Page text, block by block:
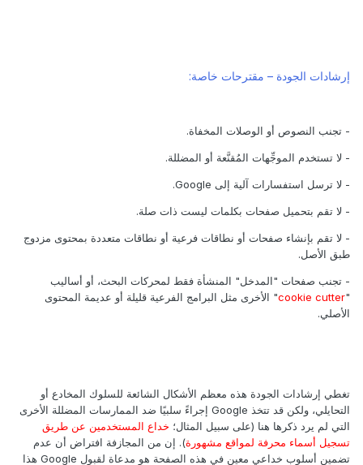
إرشادات الجودة – مقترحات خاصة:
- تجنب النصوص أو الوصلات المخفاة.
- لا تستخدم الموجِّهات المُقنَّعة أو المضللة.
- لا ترسل استفسارات آلية إلى Google.
- لا تقم بتحميل صفحات بكلمات ليست ذات صلة.
- لا تقم بإنشاء صفحات أو نطاقات فرعية أو نطاقات متعددة بمحتوى مزدوج
طبق الأصل.
- تجنب صفحات "المدخل" المنشأة فقط لمحركات البحث، أو أساليب
cookie cutter" الأخرى مثل البرامج الفرعية قليلة أو عديمة المحتوى
الأصلي.
تغطي إرشادات الجودة هذه معظم الأشكال الشائعة للسلوك المخادع أو
التحايلي، ولكن قد تتخذ Google إجراءً سلبيًا ضد الممارسات المضللة الأخرى
التي لم يرد ذكرها هنا (على سبيل المثال؛ خداع المستخدمين عن طريق
تسجيل أسماء محرفة لمواقع مشهورة). إن من المجازفة افتراض أن عدم
تضمين أسلوب خداعي معين في هذه الصفحة هو مدعاة لقبول Google هذا